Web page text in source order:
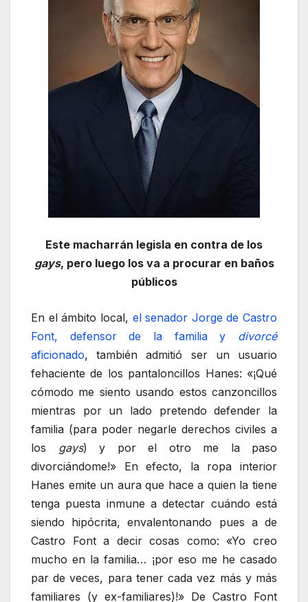
Este macharrán legisla en contra de los
gays, pero luego los va a procurar en baños
públicos
En el ámbito local, el senador Jorge de Castro
Font, defensor de la familia y divorcé
aficionado, también admitió ser un usuario
fehaciente de los pantaloncillos Hanes: «¡Qué
cómodo me siento usando estos canzoncillos
mientras por un lado pretendo defender la
familia (para poder negarle derechos civiles a
los gays) y por el otro me la paso
divorciándome!» En efecto, la ropa interior
Hanes emite un aura que hace a quien la tiene
tenga puesta inmune a detectar cuándo está
siendo hipócrita, envalentonando pues a de
Castro Font a decir cosas como: «Yo creo
mucho en la familia… ¡por eso me he casado
par de veces, para tener cada vez más y más
familiares (y ex-familiares)!» De Castro Font